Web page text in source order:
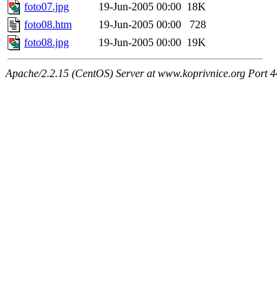
foto07.jpg
19-Jun-2005 00:00 18K
foto08.htm
19-Jun-2005 00:00
728
foto08.jpg
19-Jun-2005 00:00 19K
Apache/2.2.15 (CentOS) Server at www.koprivnice.org Port